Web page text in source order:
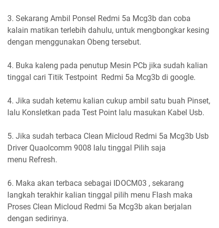
3. Sekarang Ambil Ponsel Redmi 5a Mcg3b dan coba
kalain matikan terlebih dahulu, untuk mengbongkar kesing
dengan menggunakan Obeng tersebut.
4. Buka kaleng pada penutup Mesin PCb jika sudah kalian
tinggal cari Titik Testpoint Redmi 5a Mcg3b di google.
4. Jika sudah ketemu kalian cukup ambil satu buah Pinset,
lalu Konsletkan pada Test Point lalu masukan Kabel Usb.
5. Jika sudah terbaca Clean Micloud Redmi 5a Mcg3b Usb
Driver Quaolcomm 9008 lalu tinggal Pilih saja
menu Refresh.
6. Maka akan terbaca sebagai IDOCM03 , sekarang
langkah terakhir kalian tinggal pilih menu Flash maka
Proses Clean Micloud Redmi 5a Mcg3b akan berjalan
dengan sedirinya.